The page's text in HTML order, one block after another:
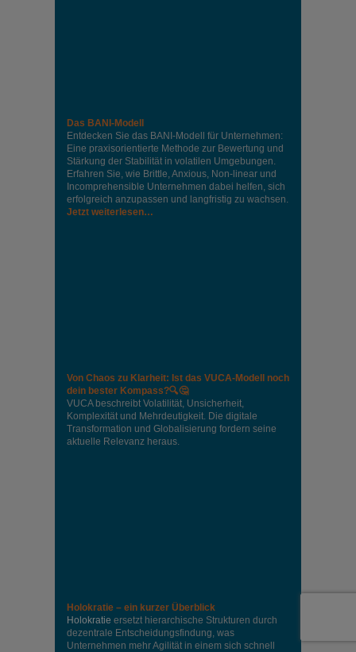
Das BANI-Modell
Entdecken Sie das BANI-Modell für Unternehmen:
Eine praxisorientierte Methode zur Bewertung und
Stärkung der Stabilität in volatilen Umgebungen.
Erfahren Sie, wie Brittle, Anxious, Non-linear und
Incomprehensible Unternehmen dabei helfen, sich
erfolgreich anzupassen und langfristig zu wachsen.
Jetzt weiterlesen…
Von Chaos zu Klarheit: Ist das VUCA-Modell noch
dein bester Kompass?🔍🤔
VUCA beschreibt Volatilität, Unsicherheit,
Komplexität und Mehrdeutigkeit. Die digitale
Transformation und Globalisierung fordern seine
aktuelle Relevanz heraus.
Holokratie – ein kurzer Überblick
Holokratie ersetzt hierarchische Strukturen durch
dezentrale Entscheidungsfindung, was
Unternehmen mehr Agilität in einem sich schnell